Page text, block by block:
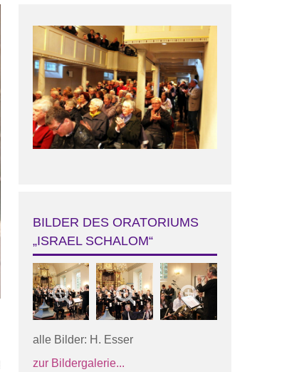
BILDER DES ORATORIUMS
„ISRAEL SCHALOM“
alle Bilder: H. Esser
zur Bildergalerie...